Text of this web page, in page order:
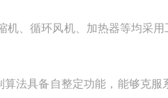
机、循环风机、加热器等均采
法具备自整定功能，能够克